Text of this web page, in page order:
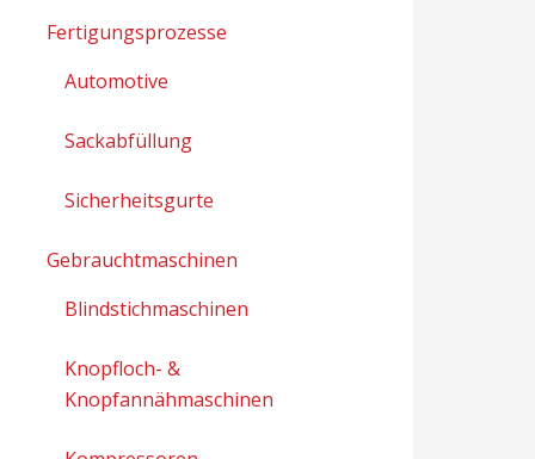
Fertigungsprozesse
Automotive
Sackabfüllung
Sicherheitsgurte
Gebrauchtmaschinen
Blindstichmaschinen
Knopfloch- &
Knopfannähmaschinen